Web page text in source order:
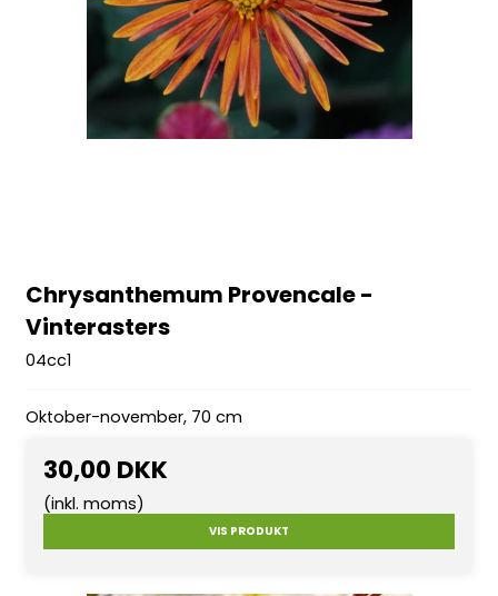
Chrysanthemum Provencale -
Vinterasters
04cc1
Oktober-november, 70 cm
30,00 DKK
(inkl. moms)
VIS PRODUKT